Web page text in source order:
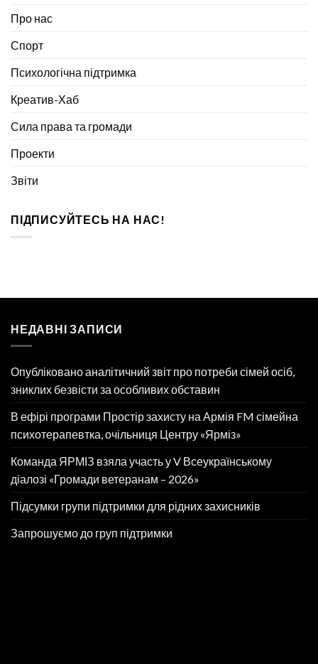
Про нас
Спорт
Психологічна підтримка
Креатив-Хаб
Сила права та громади
Проекти
Звіти
ПІДПИСУЙТЕСЬ НА НАС!
НЕДАВНІ ЗАПИСИ
Опубліковано аналітичний звіт про потреби сімей осіб,
зниклих безвісти за особливих обставин
В ефірі програми Простір захисту на Армія FM сімейна
психотерапевтка, очільниця Центру «Ярміз»
Команда ЯРМІЗ взяла участь у V Всеукраїнському
діалозі «Громади ветеранам – 2026»
Підсумки групи підтримки для рідних захисників
Запрошуємо до груп підтримки